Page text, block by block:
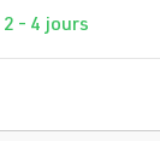
- 4 jours